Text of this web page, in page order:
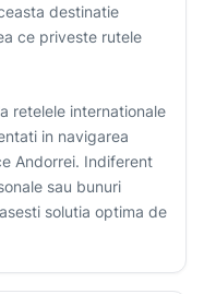
destinatie
ce priveste rutele
retelele internationale
in navigarea
Andorrei. Indiferent
sau bunuri
solutia optima de